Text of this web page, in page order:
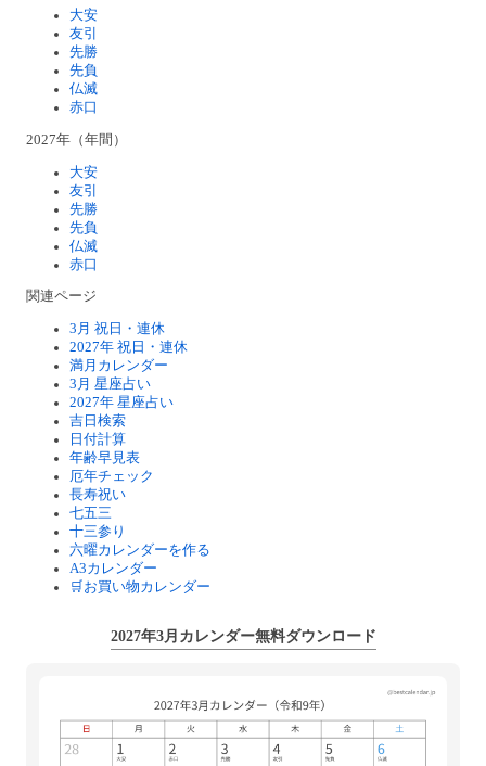
大安
友引
先勝
先負
仏滅
赤口
2027年（年間）
大安
友引
先勝
先負
仏滅
赤口
関連ページ
3月 祝日・連休
2027年 祝日・連休
満月カレンダー
3月 星座占い
2027年 星座占い
吉日検索
日付計算
年齢早見表
厄年チェック
長寿祝い
七五三
十三参り
六曜カレンダーを作る
A3カレンダー
🛒お買い物カレンダー
2027年3月カレンダー無料ダウンロード